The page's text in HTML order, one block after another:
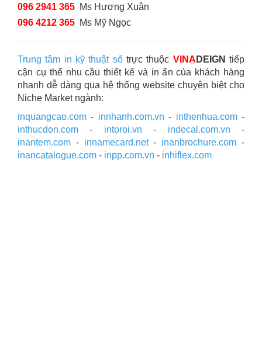
096 2941 365 Ms Hương Xuân
096 4212 365 Ms Mỹ Ngọc
Trung tâm in kỹ thuật sốtrực thuộc VINA DEIGN tiếp
cận cụ thể nhu cầu thiết kế và in ấn của khách hàng
nhanh dễ dàng qua hệ thống website chuyên biệt cho
Niche Market ngành:
inquangcao.com - innhanh.com.vn - inthenhua.com-
inthucdon.com - intoroi.vn - indecal.com.vn -
inantem.com - innamecard.net- inanbrochure.com -
inancatalogue.com - inpp.com.vn - inhiflex.com